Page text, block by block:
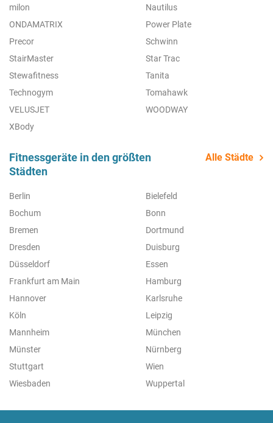
milon
Nautilus
ONDAMATRIX
Power Plate
Precor
Schwinn
StairMaster
Star Trac
Stewafitness
Tanita
Technogym
Tomahawk
VELUSJET
WOODWAY
XBody
Fitnessgeräte in den größten
Städten
Alle Städte
Berlin
Bielefeld
Bochum
Bonn
Bremen
Dortmund
Dresden
Duisburg
Düsseldorf
Essen
Frankfurt am Main
Hamburg
Hannover
Karlsruhe
Köln
Leipzig
Mannheim
München
Münster
Nürnberg
Stuttgart
Wien
Wiesbaden
Wuppertal